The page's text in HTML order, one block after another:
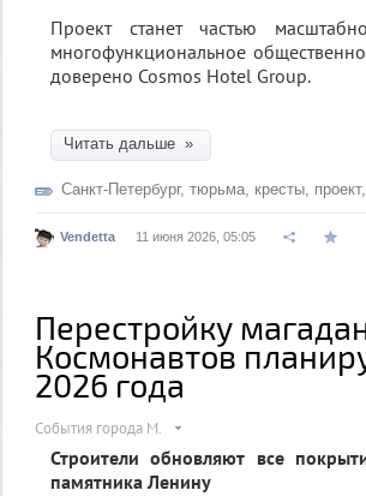
Проект станет частью
многофункциональное
доверено Cosmos Hotel Group.
Читать дальше »
Санкт-Петербург, тюрьма, кресты, проект,
Vendetta 11 июня 2026, 05:05
Перестройку
Космонавтов
2026 года
События города М.
Строители обновляют все
памятника Ленину